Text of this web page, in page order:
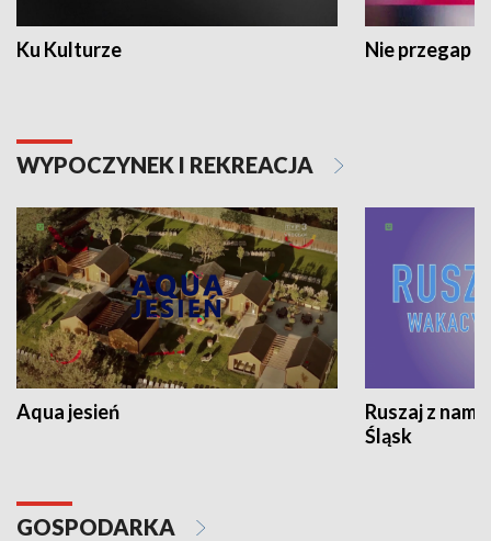
Ku Kulturze Nie przegap
WYPOCZYNEK I REKREACJA
Aqua jesień
Ruszaj z
Śląsk
GOSPODARKA